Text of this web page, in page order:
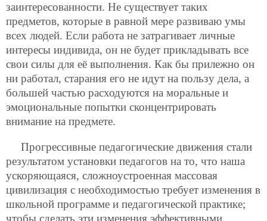
заинтересованности. Не существует таких
предметов, которые в равной мере развиваю умы
всех людей. Если работа не затрагивает личные
интересы индивида, он не будет прикладывать все
свои силы для её выполнения. Как бы прилежно он
ни работал, старания его не идут на пользу дела, а
большей частью расходуются на моральные и
эмоциональные попытки сконцентрировать
внимание на предмете.
Прогрессивные педагогические движения стали
результатом установки педагогов на то, что наша
ускоряющаяся, сложноустроенная массовая
цивилизация с необходимостью требует изменения в
школьной программе и педагогической практике;
чтобы сделать эти изменения эффективными